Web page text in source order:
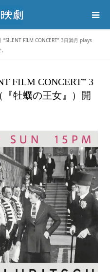
“SILENT FILM CONCERT” 3日満月 plays
FILM CONCERT” 3
『牡蠣の王女』）開